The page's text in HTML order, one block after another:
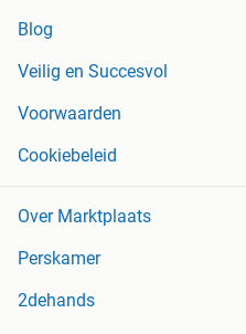
Blog
Veilig en Succesvol
Voorwaarden
Cookiebeleid
Over Marktplaats
Perskamer
2dehands